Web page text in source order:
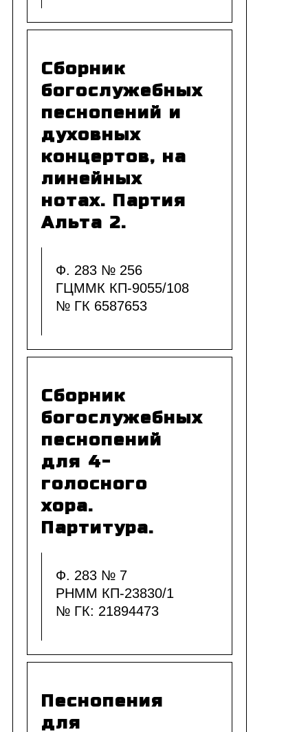
Сборник
богослужебных
песнопений и
духовных
концертов, на
линейных
нотах. Партия
Альта 2.
Ф. 283 № 256
ГЦММК КП-9055/108
№ ГК 6587653
Сборник
богослужебных
песнопений
для 4-
голосного
хора.
Партитура.
Ф. 283 № 7
РНММ КП-23830/1
№ ГК: 21894473
Песнопения
для